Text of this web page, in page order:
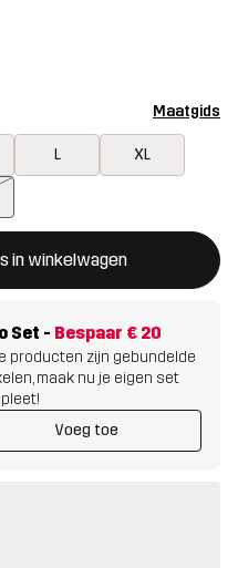
Maatgids
L XL
in winkelwagen
de bevestiging van een
Set - Bespaar € 20
producten zijn gebundelde
maak nu je eigen set
Voeg toe